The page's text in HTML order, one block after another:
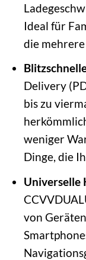
Ideal für
die
Delivery
bis zu
weniger
Dinge, die
Universelle
von